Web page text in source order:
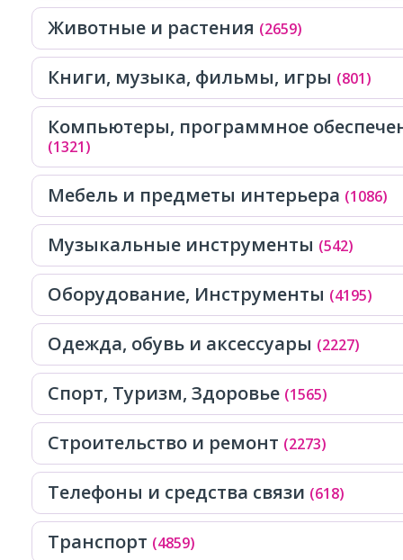
Животные и растения (2659)
Книги, музыка, фильмы, игры (801)
Компьютеры, программное
(1321)
Мебель и предметы интерьера (1086)
Музыкальные инструменты (542)
Оборудование, Инструменты (4195)
Одежда, обувь и аксессуары (2227)
Спорт, Tуризм, Здоровье (1565)
Строительство и ремонт (2273)
Телефоны и средства связи (618)
Транспорт (4859)